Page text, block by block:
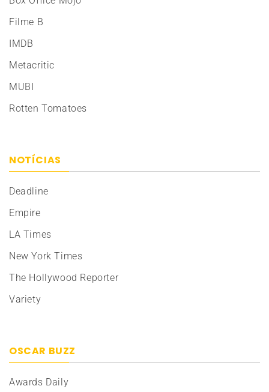
Filme B
IMDB
Metacritic
MUBI
Rotten Tomatoes
NOTÍCIAS
Deadline
Empire
LA Times
New York Times
The Hollywood Reporter
Variety
OSCAR BUZZ
Awards Daily